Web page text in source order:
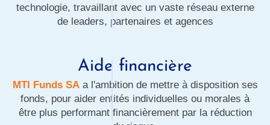
technologie, travaillant avec un vaste réseau externe
de leaders, partenaires et agences
Aide financière
MTI Funds SAa l'ambition de mettre à disposition ses
fonds, pour aider entités individuelles ou morales à
être plus performant financièrement par la réduction